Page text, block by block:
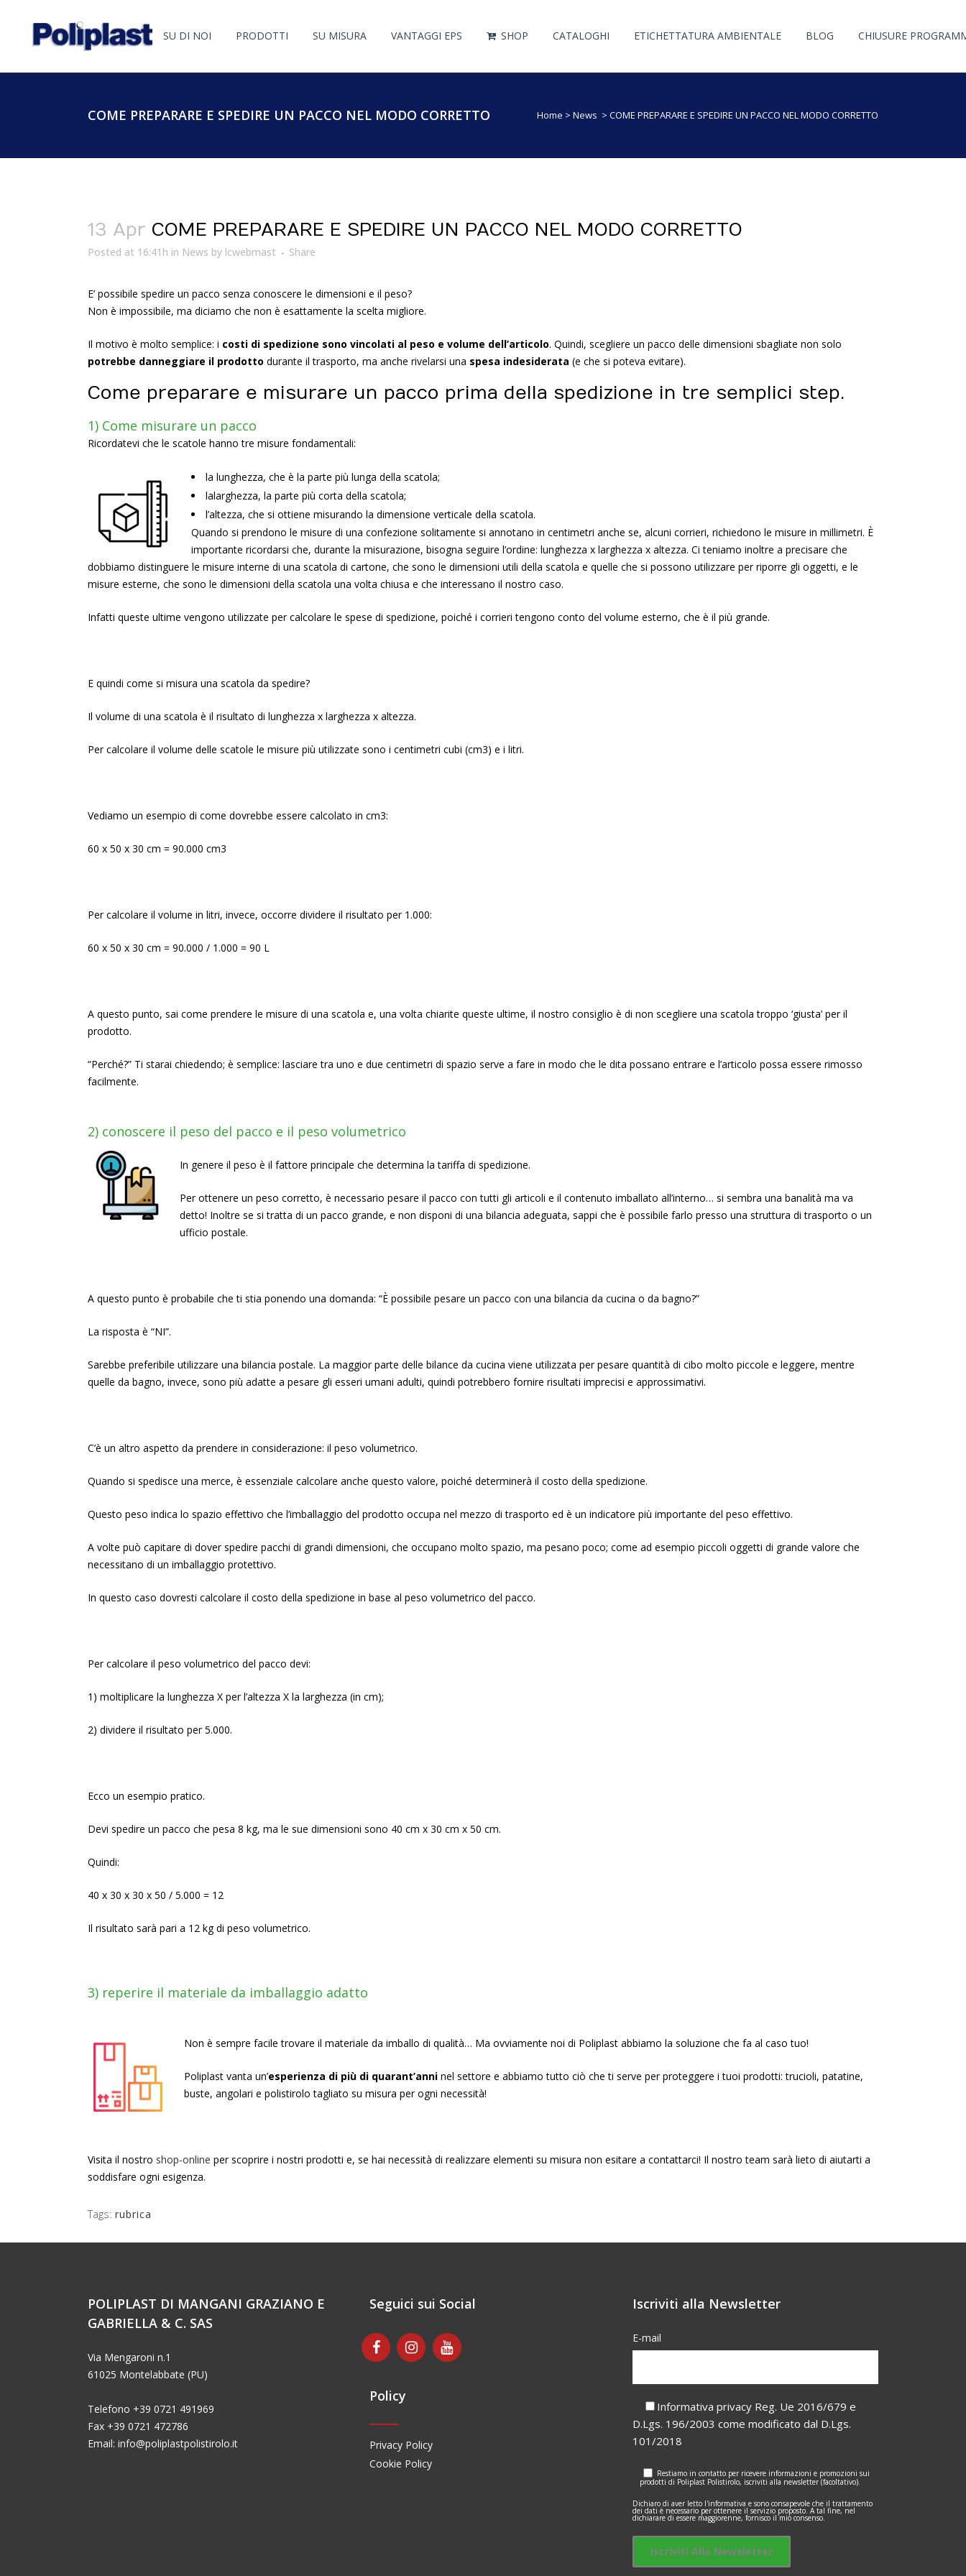
SU DI NOI PRODOTTI SU MISURA VANTAGGI EPS SHOP CATALOGHI ETICHETTATURA AMBIENTALE BLOG CHIUSURE
COME PREPARARE E SPEDIRE UN PACCO NEL MODO CORRETTO Home > News > COME PREPARARE E SPEDIRE UN PACCO NEL MODO CORRETTO
13 Apr COME PREPARARE E SPEDIRE UN PACCO NEL MODO CORRETTO
Posted at 16:41h in News by lcwebmast Share
E’ possibile spedire un pacco senza conoscere le dimensioni e il peso?
Non è impossibile, ma diciamo che non è esattamente la scelta migliore.
Il motivo è molto semplice: i costi di spedizione sono vincolati al peso e volume dell’articolo. Quindi, scegliere un pacco delle dimensioni sbagliate non solo
potrebbe danneggiare il prodotto durante il trasporto, ma anche rivelarsi una spesa indesiderata (e che si poteva evitare).
Come preparare e misurare un pacco prima della spedizione in tre semplici step.
1) Come misurare un pacco
Ricordatevi che le scatole hanno tre misure fondamentali:
la lunghezza, che è la parte più lunga della scatola;
lalarghezza, la parte più corta della scatola;
l’altezza, che si ottiene misurando la dimensione verticale della scatola.
Quando si prendono le misure di una confezione solitamente si annotano in centimetri anche se, alcuni corrieri, richiedono le misure in millimetri. È
importante ricordarsi che, durante la misurazione, bisogna seguire l’ordine: lunghezza x larghezza x altezza. Ci teniamo inoltre a precisare che
dobbiamo distinguere le misure interne di una scatola di cartone, che sono le dimensioni utili della scatola e quelle che si possono utilizzare per riporre gli oggetti, e le
misure esterne, che sono le dimensioni della scatola una volta chiusa e che interessano il nostro caso.
Infatti queste ultime vengono utilizzate per calcolare le spese di spedizione, poiché i corrieri tengono conto del volume esterno, che è il più grande.
E quindi come si misura una scatola da spedire?
Il volume di una scatola è il risultato di lunghezza x larghezza x altezza.
Per calcolare il volume delle scatole le misure più utilizzate sono i centimetri cubi (cm3) e i litri.
Vediamo un esempio di come dovrebbe essere calcolato in cm3:
60 x 50 x 30 cm = 90.000 cm3
Per calcolare il volume in litri, invece, occorre dividere il risultato per 1.000:
60 x 50 x 30 cm = 90.000 / 1.000 = 90 L
A questo punto, sai come prendere le misure di una scatola e, una volta chiarite queste ultime, il nostro consiglio è di non scegliere una scatola troppo ‘giusta’ per il
prodotto.
“Perché?” Ti starai chiedendo; è semplice: lasciare tra uno e due centimetri di spazio serve a fare in modo che le dita possano entrare e l’articolo possa essere rimosso
facilmente.
2) conoscere il peso del pacco e il peso volumetrico
In genere il peso è il fattore principale che determina la tariffa di spedizione.
Per ottenere un peso corretto, è necessario pesare il pacco con tutti gli articoli e il contenuto imballato all’interno… si sembra una banalità ma va
detto! Inoltre se si tratta di un pacco grande, e non disponi di una bilancia adeguata, sappi che è possibile farlo presso una struttura di trasporto o un
ufficio postale.
A questo punto è probabile che ti stia ponendo una domanda: “È possibile pesare un pacco con una bilancia da cucina o da bagno?”
La risposta è “NI”.
Sarebbe preferibile utilizzare una bilancia postale. La maggior parte delle bilance da cucina viene utilizzata per pesare quantità di cibo molto piccole e leggere, mentre
quelle da bagno, invece, sono più adatte a pesare gli esseri umani adulti, quindi potrebbero fornire risultati imprecisi e approssimativi.
C’è un altro aspetto da prendere in considerazione: il peso volumetrico.
Quando si spedisce una merce, è essenziale calcolare anche questo valore, poiché determinerà il costo della spedizione.
Questo peso indica lo spazio effettivo che l’imballaggio del prodotto occupa nel mezzo di trasporto ed è un indicatore più importante del peso effettivo.
A volte può capitare di dover spedire pacchi di grandi dimensioni, che occupano molto spazio, ma pesano poco; come ad esempio piccoli oggetti di grande valore che
necessitano di un imballaggio protettivo.
In questo caso dovresti calcolare il costo della spedizione in base al peso volumetrico del pacco.
Per calcolare il peso volumetrico del pacco devi:
1) moltiplicare la lunghezza X per l’altezza X la larghezza (in cm);
2) dividere il risultato per 5.000.
Ecco un esempio pratico.
Devi spedire un pacco che pesa 8 kg, ma le sue dimensioni sono 40 cm x 30 cm x 50 cm.
Quindi:
40 x 30 x 30 x 50 / 5.000 = 12
Il risultato sarà pari a 12 kg di peso volumetrico.
3) reperire il materiale da imballaggio adatto
Non è sempre facile trovare il materiale da imballo di qualità… Ma ovviamente noi di Poliplast abbiamo la soluzione che fa al caso tuo!
Poliplast vanta un’esperienza di più di quarant’anni nel settore e abbiamo tutto ciò che ti serve per proteggere i tuoi prodotti: trucioli, patatine,
buste, angolari e polistirolo tagliato su misura per ogni necessità!
Visita il nostro shop-online per scoprire i nostri prodotti e, se hai necessità di realizzare elementi su misura non esitare a contattarci! Il nostro team sarà lieto di aiutarti a
soddisfare ogni esigenza.
Tags: rubrica
POLIPLAST DI MANGANI GRAZIANO E
GABRIELLA & C. SAS
Via Mengaroni n.1
61025 Montelabbate (PU)
Telefono +39 0721 491969
Fax +39 0721 472786
Email: info@poliplastpolistirolo.it
Seguici sui Social
Policy
Privacy Policy
Cookie Policy
Iscriviti alla Newsletter
E-mail
Informativa privacy Reg. Ue 2016/679 e
D.Lgs. 196/2003 come modificato dal D.Lgs.
101/2018
Restiamo in contatto per ricevere informazioni e promozioni sui
prodotti di Poliplast Polistirolo, iscriviti alla newsletter (facoltativo).
Dichiaro di aver letto l'informativa e sono consapevole che il trattamento
dei dati è necessario per ottenere il servizio proposto. A tal fine, nel
dichiarare di essere maggiorenne, fornisco il mio consenso.